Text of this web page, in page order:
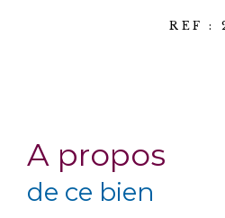
REF :
a propos
de ce bien